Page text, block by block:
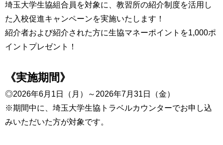
埼玉大学生協組合員を対象に、教習所の紹介制度を活用し
た入校促進キャンペーンを実施いたします！
紹介者および紹介された方に生協マネーポイントを1,000ポ
イントプレゼント！
《実施期間》
◎2026年6月1日（月）～2026年7月31日（金）
※期間中に、埼玉大学生協トラベルカウンターでお申し込
みいただいた方が対象です。